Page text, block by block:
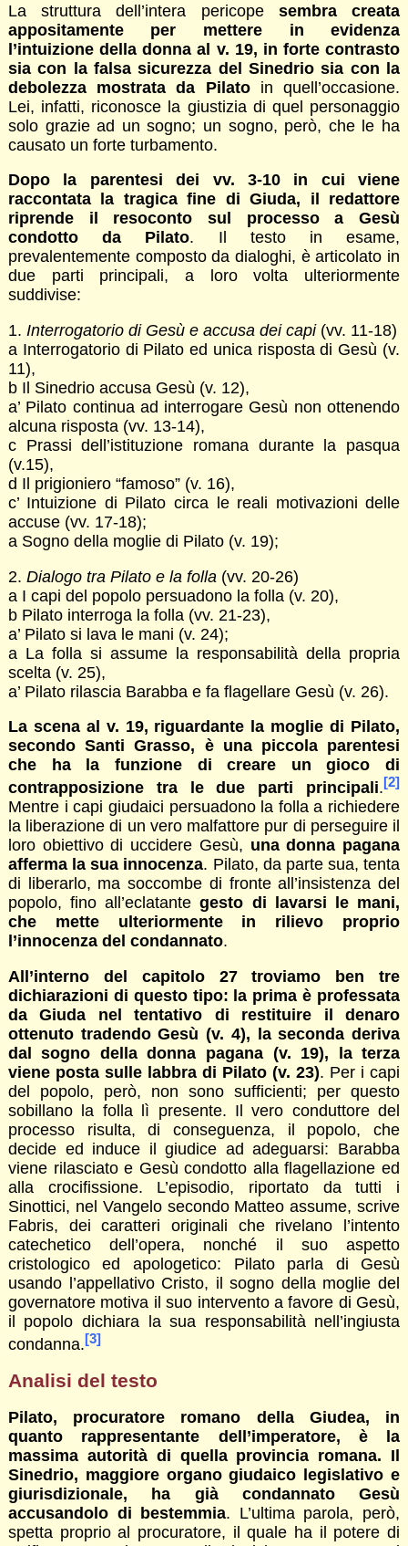
La struttura dell’intera pericope sembra creata
appositamente per mettere in evidenza
l’intuizione della donna al v. 19, in forte contrasto
sia con la falsa sicurezza del Sinedrio sia con la
debolezza mostrata da Pilatoin quell’occasione.
Lei, infatti, riconosce la giustizia di quel personaggio
solo grazie ad un sogno; un sogno, però, che le ha
causato un forte turbamento.
Dopo la parentesi dei vv. 3-10 in cui viene
raccontata la tragica fine di Giuda, il redattore
riprende il resoconto sul processo a Gesù
condotto da Pilato. Il testo in esame,
prevalentemente composto da dialoghi, è articolato in
due parti principali, a loro volta ulteriormente
suddivise:
1. Interrogatorio di Gesù e accusa dei capi(vv. 11-18)
a Interrogatorio di Pilato ed unica risposta di Gesù (v.
11),
b Il Sinedrio accusa Gesù (v. 12),
a’ Pilato continua ad interrogare Gesù non ottenendo
alcuna risposta (vv. 13-14),
c Prassi dell’istituzione romana durante la pasqua
(v.15),
d Il prigioniero “famoso” (v. 16),
c’ Intuizione di Pilato circa le reali motivazioni delle
accuse (vv. 17-18);
a Sogno della moglie di Pilato (v. 19);
2. Dialogo tra Pilato e la folla (vv. 20-26)
a I capi del popolo persuadono la folla (v. 20),
b Pilato interroga la folla (vv. 21-23),
a’ Pilato si lava le mani (v. 24);
a La folla si assume la responsabilità della propria
scelta (v. 25),
a’ Pilato rilascia Barabba e fa flagellare Gesù (v. 26).
La scena al v. 19, riguardante la moglie di Pilato,
secondo Santi Grasso, è una piccola parentesi
che ha la funzione di creare un gioco di
contrapposizione tra le due parti principali.[2]
Mentre i capi giudaici persuadono la folla a richiedere
la liberazione di un vero malfattore pur di perseguire il
loro obiettivo di uccidere Gesù, una donna pagana
afferma la sua innocenza. Pilato, da parte sua, tenta
di liberarlo, ma soccombe di fronte all’insistenza del
popolo, fino all’eclatantegesto di lavarsi le mani,
che mette ulteriormente in rilievo proprio
l’innocenza del condannato.
All’interno del capitolo 27 troviamo ben tre
dichiarazioni di questo tipo: la prima è professata
da Giuda nel tentativo di restituire il denaro
ottenuto tradendo Gesù (v. 4), la seconda deriva
dal sogno della donna pagana (v. 19), la terza
viene posta sulle labbra di Pilato (v. 23). Per i capi
del popolo, però, non sono sufficienti; per questo
sobillano la folla lì presente. Il vero conduttore del
processo risulta, di conseguenza, il popolo, che
decide ed induce il giudice ad adeguarsi: Barabba
viene rilasciato e Gesù condotto alla flagellazione ed
alla crocifissione. L’episodio, riportato da tutti i
Sinottici, nel Vangelo secondo Matteo assume, scrive
Fabris, dei caratteri originali che rivelano l’intento
catechetico dell’opera, nonché il suo aspetto
cristologico ed apologetico: Pilato parla di Gesù
usando l’appellativo Cristo, il sogno della moglie del
governatore motiva il suo intervento a favore di Gesù,
il popolo dichiara la sua responsabilità nell’ingiusta
condanna.[3]
Analisi del testo
Pilato, procuratore romano della Giudea, in
quanto rappresentante dell’imperatore, è la
massima autorità di quella provincia romana. Il
Sinedrio, maggiore organo giudaico legislativo e
giurisdizionale, ha già condannato Gesù
accusandolo di bestemmia. L’ultima parola, però,
spetta proprio al procuratore, il quale ha il potere di